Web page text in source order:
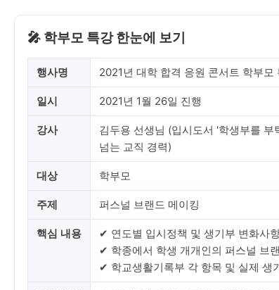
🎤 학부모 특강 한눈에 보기
행사명 2021년 대학 합격 응원 콘서트 학부
일시 2021년 1월 26일 진행
강사
김두용 선생님 (입시도서 '학생부를
넘는 교직 경력)
대상 학부모
주제 퍼스널 브랜드 메이킹
핵심 내용
✔ 연도별 입시정책 및 생기부 변화사
✔ 학종에서 학생 개개인의 퍼스널 브
✔ 학교생활기록부 각 항목 및 실제 생